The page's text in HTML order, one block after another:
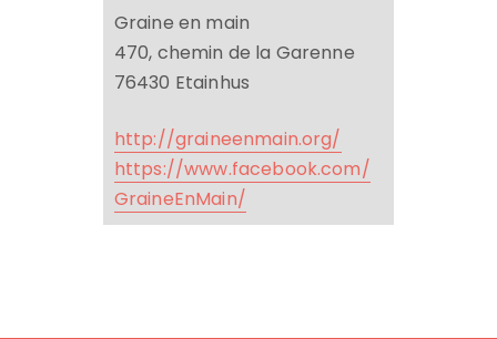
Graine en main
470, chemin de la Garenne
76430 Etainhus
http://graineenmain.org/
https://www.facebook.com/
GraineEnMain/